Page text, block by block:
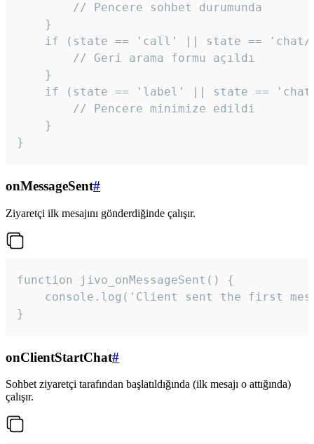
        // Pencere sohbet durumunda
    }
if (state == 'call' || state ==
        // Geri arama formu açıldı
    }
if (state == 'label' || state ==
        // Pencere minimize edildi
    }
}
onMessageSent#
Ziyaretçi ilk mesajını gönderdiğinde çalışır.
function jivo_onMessageSent() {
console.log('Client sent the first
}
onClientStartChat#
Sohbet ziyaretçi tarafından başlatıldığında (ilk mesajı o attığında)
çalışır.